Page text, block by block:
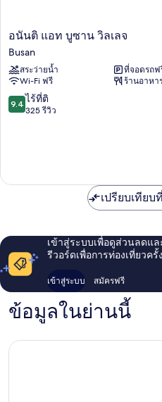
อนันติ
แอท
บู
ซาน
วิลเลจ
Busan
อนันติ แอท บูซาน วิลเลจ
Busan
สระว่ายน้ำ
ที่จอดรถฟ
Wi-Fi ฟรี
ร้านอาหา
9.4
จาก
รีวิว
9.4 ไร้ที่ติ
325 รีวิว
เปรียบเทีย
เข้าสู่ระบบเพื่อดูส่วนลดแ
รีวอร์ดเพื่อการท่องเที่ยวครั้
เข้าสู่ระบบ สมัครฟรี
ข้อมูลในย่านนี้